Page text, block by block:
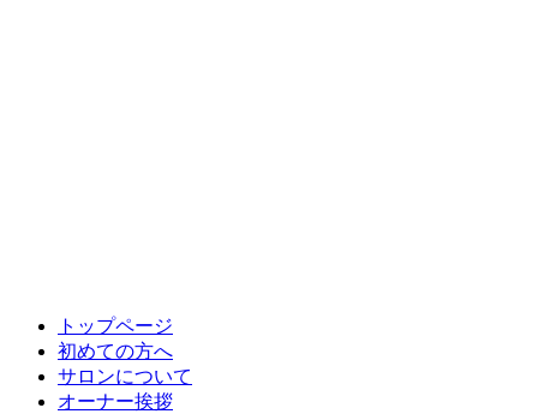
トップページ
初めての方へ
サロンについて
オーナー挨拶